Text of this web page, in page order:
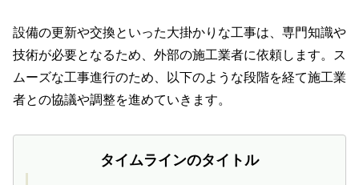
設備の更新や交換といった大掛かりな工事は、専門知識や
技術が必要となるため、外部の施工業者に依頼します。ス
ムーズな工事進行のため、以下のような段階を経て施工業
者との協議や調整を進めていきます。
タイムラインのタイトル